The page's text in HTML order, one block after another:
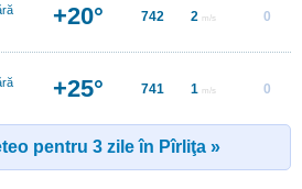
+20° 742 2 m/s 0
+25° 741 1 m/s 0
pentru 3 zile în Pîrliţa »